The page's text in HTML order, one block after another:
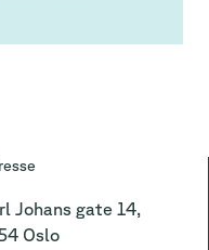
Johans gate 14,
Oslo